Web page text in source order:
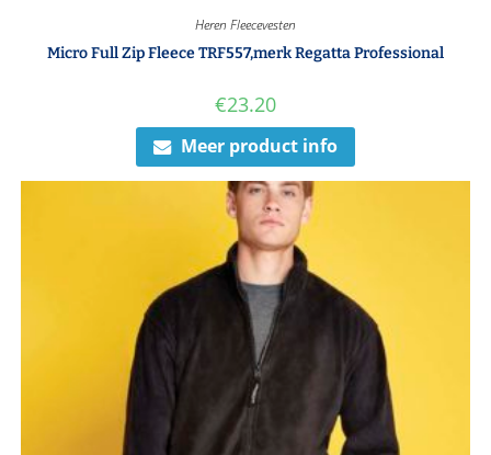
Heren Fleecevesten
Micro Full Zip Fleece TRF557,merk Regatta Professional
€23.20
Meer product info